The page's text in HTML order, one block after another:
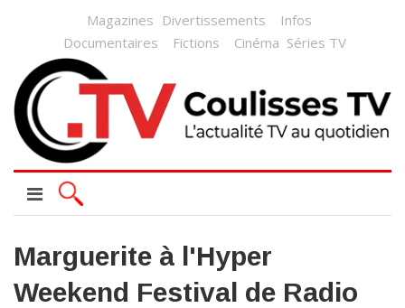
Magazines Divertissements
Infos
Documentaires
Fictions Cinéma Séries TV
Marguerite à l'Hyper
Weekend Festival de Radio